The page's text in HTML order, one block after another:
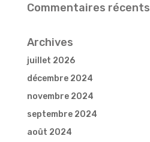
Commentaires récents
Archives
juillet 2026
décembre 2024
novembre 2024
septembre 2024
août 2024